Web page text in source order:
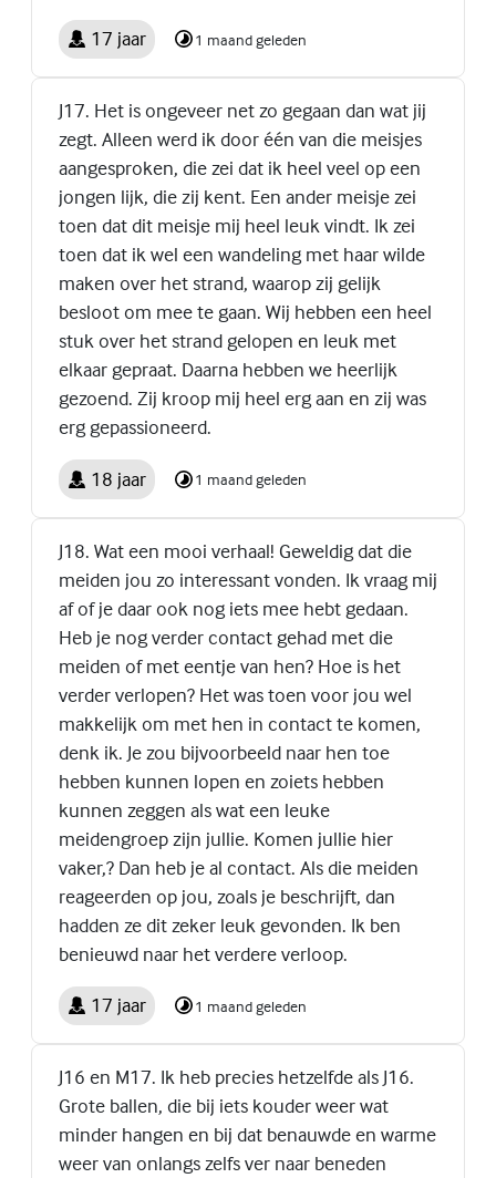
17 jaar 1 maand geleden
J17. Het is ongeveer net zo gegaan dan wat jij
zegt. Alleen werd ik door één van die meisjes
aangesproken, die zei dat ik heel veel op een
jongen lijk, die zij kent. Een ander meisje zei
toen dat dit meisje mij heel leuk vindt. Ik zei
toen dat ik wel een wandeling met haar wilde
maken over het strand, waarop zij gelijk
besloot om mee te gaan. Wij hebben een heel
stuk over het strand gelopen en leuk met
elkaar gepraat. Daarna hebben we heerlijk
gezoend. Zij kroop mij heel erg aan en zij was
erg gepassioneerd.
18 jaar 1 maand geleden
J18. Wat een mooi verhaal! Geweldig dat die
meiden jou zo interessant vonden. Ik vraag mij
af of je daar ook nog iets mee hebt gedaan.
Heb je nog verder contact gehad met die
meiden of met eentje van hen? Hoe is het
verder verlopen? Het was toen voor jou wel
makkelijk om met hen in contact te komen,
denk ik. Je zou bijvoorbeeld naar hen toe
hebben kunnen lopen en zoiets hebben
kunnen zeggen als wat een leuke
meidengroep zijn jullie. Komen jullie hier
vaker,? Dan heb je al contact. Als die meiden
reageerden op jou, zoals je beschrijft, dan
hadden ze dit zeker leuk gevonden. Ik ben
benieuwd naar het verdere verloop.
17 jaar 1 maand geleden
J16 en M17. Ik heb precies hetzelfde als J16.
Grote ballen, die bij iets kouder weer wat
minder hangen en bij dat benauwde en warme
weer van onlangs zelfs ver naar beneden